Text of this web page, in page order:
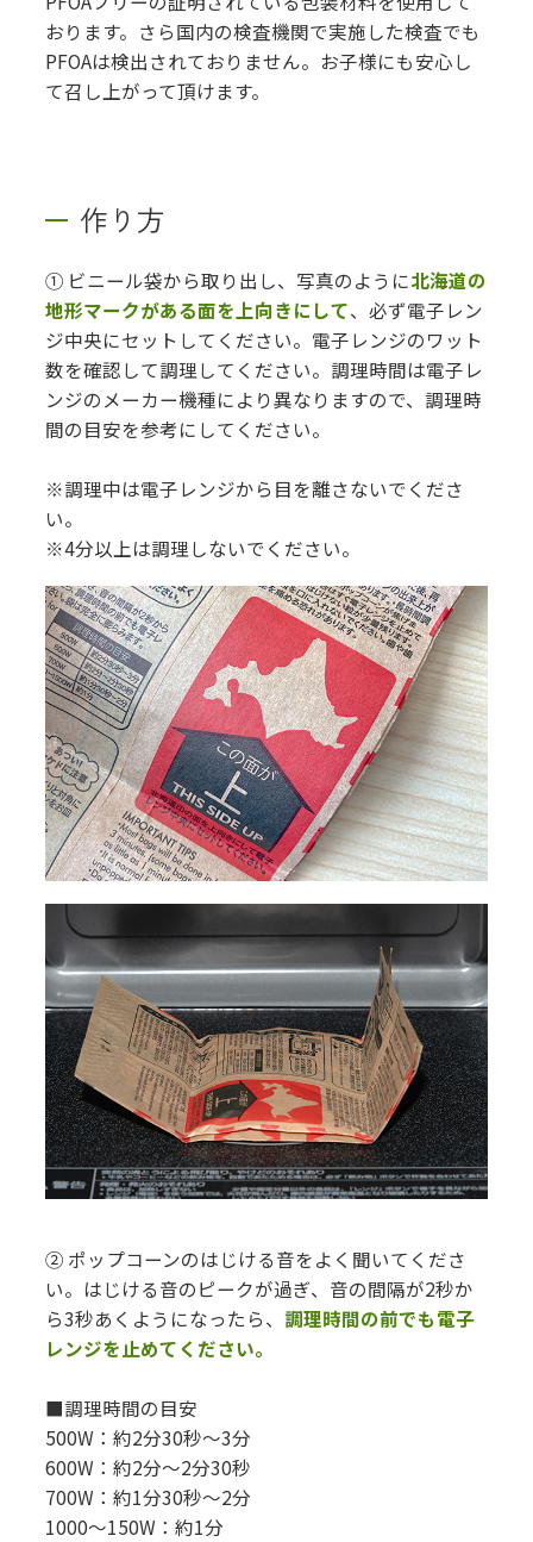
おります。さら国内の検査機関で実施した検査でも
PFOAは検出されておりません。お子様にも安心し
て召し上がって頂けます。
作り方
① ビニール袋から取り出し、写真のように北海道の
地形マークがある面を上向きにして、必ず電子レン
ジ中央にセットしてください。電子レンジのワット
数を確認して調理してください。調理時間は電子レ
ンジのメーカー機種により異なりますので、調理時
間の目安を参考にしてください。
※調理中は電子レンジから目を離さないでくださ
い。
※4分以上は調理しないでください。
② ポップコーンのはじける音をよく聞いてくださ
い。はじける音のピークが過ぎ、音の間隔が2秒か
ら3秒あくようになったら、調理時間の前でも電子
レンジを止めてください。
■調理時間の目安
500W：約2分30秒～3分
600W：約2分～2分30秒
700W：約1分30秒～2分
1000～150W：約1分